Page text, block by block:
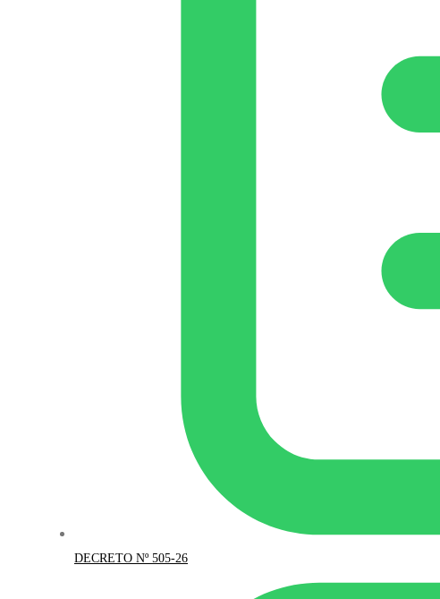
DECRETO Nº 505-26